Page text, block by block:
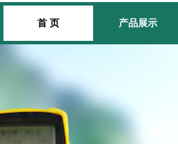
首 页 产品展示